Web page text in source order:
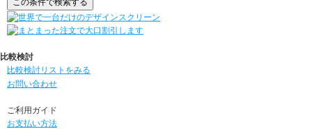
比較検討
比較検討リストをみる
お問い合わせ
ご利用ガイド
お支払い方法